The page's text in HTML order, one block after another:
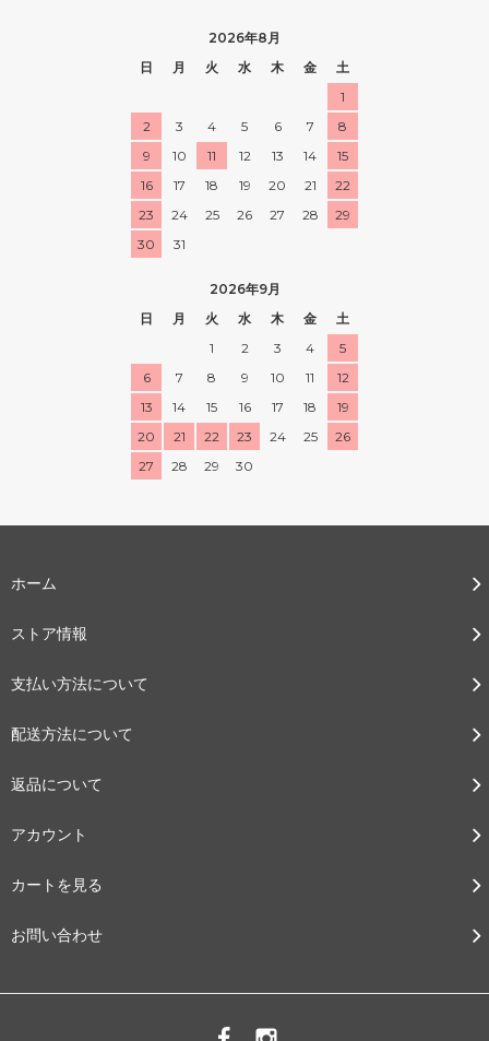
2026年8月
日
月 火 水 木 金
土
1
2
3 4 5 6 7
8
9
10 11 12 13 14
15
16
17 18 19 20 21
22
23
24 25 26 27 28
29
30
31
2026年9月
日
月 火 水 木 金
土
1
2 3 4
5
6
7 8 9 10 11
12
13
14 15 16 17 18
19
20
21 22 23 24 25
26
27
28 29 30
ホーム
ストア情報
支払い方法について
配送方法について
返品について
アカウント
カートを見る
お問い合わせ